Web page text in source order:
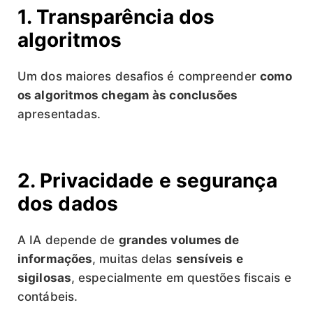
1. Transparência dos
algoritmos
Um dos maiores desafios é compreender como
os algoritmos chegam às conclusões
apresentadas.
2. Privacidade e segurança
dos dados
A IA depende de grandes volumes de
informações, muitas delas sensíveis e
sigilosas, especialmente em questões fiscais e
contábeis.